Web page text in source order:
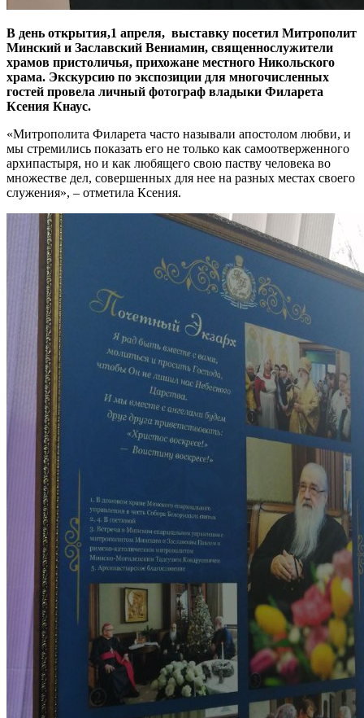
В день открытия,1 апреля, выставку посетил Митрополит
Минский и Заславский Вениамин, священнослужители
храмов пристоличья, прихожане местного Никольского
храма. Экскурсию по экспозиции для многочисленных
гостей провела личный фотограф владыки Филарета
Ксения Кнаус.
«Митрополита Филарета часто называли апостолом любви, и
мы стремились показать его не только как самоотверженного
архипастыря, но и как любящего свою паству человека во
множестве дел, совершенных для нее на разных местах своего
служения», – отметила Ксения.